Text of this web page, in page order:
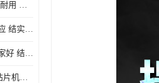
深圳 贴片机厂家 结实耐用 全自动化
厦门 西门子贴片机供应 结实耐用 提高生产率
北京 服务器贴片机哪家好 结实耐用 宽容性高
佛山 TX 全自动高速贴片机型号 结实耐用 全自动化